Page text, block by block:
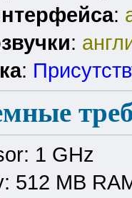
:
:
:
1 GHz
512 MB